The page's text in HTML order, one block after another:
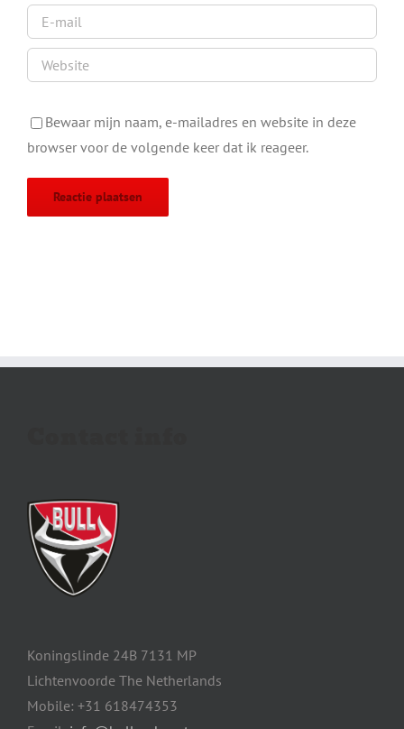
Bewaar mijn naam, e-mailadres en website in deze
browser voor de volgende keer dat ik reageer.
Koningslinde 24B 7131 MP
Lichtenvoorde The Netherlands
Mobile: +31 618474353